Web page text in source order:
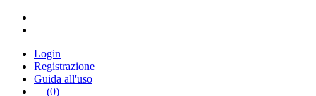
Login
Registrazione
Guida all'uso
(0)